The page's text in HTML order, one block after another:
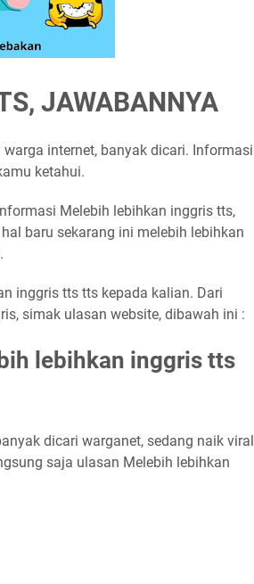
JAWABANNYA
internet, banyak dicari. Informasi
ketahui.
Melebih lebihkan inggris tts,
baru sekarang ini melebih lebihkan
inggris tts tts kepada kalian. Dari
simak ulasan website, dibawah ini :
lebihkan inggris tts
dicari warganet, sedang naik viral
saja ulasan Melebih lebihkan